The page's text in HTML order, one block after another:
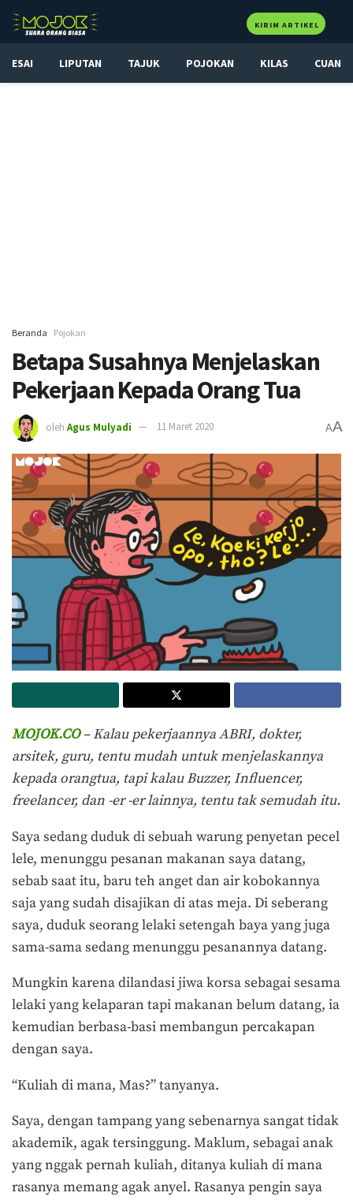
KIRIM ARTIKEL
ESAI LIPUTAN TAJUK POJOKAN KILAS CUAN
Beranda Pojokan
Betapa Susahnya Menjelaskan
Pekerjaan Kepada Orang Tua
oleh Agus Mulyadi 11 Maret 2020 AA
MOJOK.CO – Kalau pekerjaannya ABRI, dokter,
arsitek, guru, tentu mudah untuk menjelaskannya
kepada orangtua, tapi kalau Buzzer, Influencer,
freelancer, dan -er -er lainnya, tentu tak semudah itu.
Saya sedang duduk di sebuah warung penyetan pecel
lele, menunggu pesanan makanan saya datang,
sebab saat itu, baru teh anget dan air kobokannya
saja yang sudah disajikan di atas meja. Di seberang
saya, duduk seorang lelaki setengah baya yang juga
sama-sama sedang menunggu pesanannya datang.
Mungkin karena dilandasi jiwa korsa sebagai sesama
lelaki yang kelaparan tapi makanan belum datang, ia
kemudian berbasa-basi membangun percakapan
dengan saya.
“Kuliah di mana, Mas?” tanyanya.
Saya, dengan tampang yang sebenarnya sangat tidak
akademik, agak tersinggung. Maklum, sebagai anak
yang nggak pernah kuliah, ditanya kuliah di mana
rasanya memang agak anyel. Rasanya pengin saya